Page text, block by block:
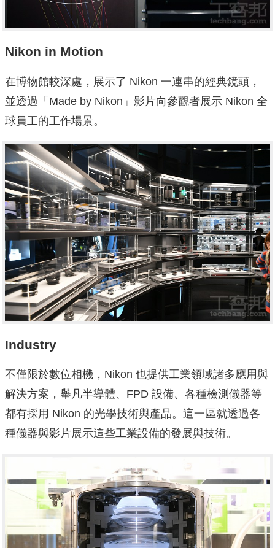
Nikon in Motion
在博物館較深處，展示了 Nikon 一連串的經典鏡頭，
並透過「Made by Nikon」影片向參觀者展示 Nikon 全
球員工的工作場景。
Industry
不僅限於數位相機，Nikon 也提供工業領域諸多應用與
解決方案，舉凡半導體、FPD 設備、各種檢測儀器等
都有採用 Nikon 的光學技術與產品。這一區就透過各
種儀器與影片展示這些工業設備的發展與技術。